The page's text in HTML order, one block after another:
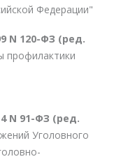
Федерации"
N 120-ФЗ (ред.
профилактики
N 91-ФЗ (ред.
Уголовного